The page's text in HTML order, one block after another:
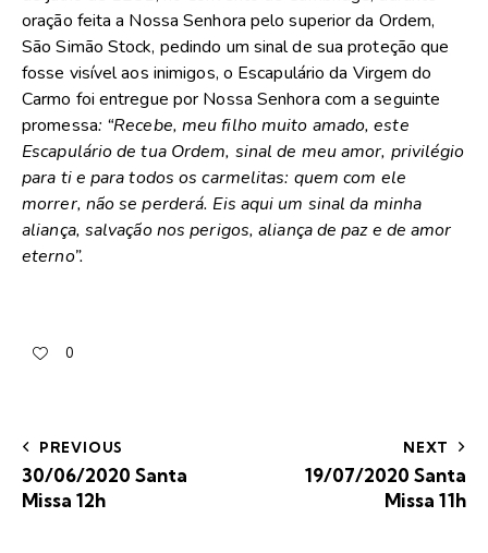
oração feita a Nossa Senhora pelo superior da Ordem,
São Simão Stock, pedindo um sinal de sua proteção que
fosse visível aos inimigos, o Escapulário da Virgem do
Carmo foi entregue por Nossa Senhora com a seguinte
promessa: “Recebe, meu filho muito amado, este
Escapulário de tua Ordem, sinal de meu amor, privilégio
para ti e para todos os carmelitas: quem com ele
morrer, não se perderá. Eis aqui um sinal da minha
aliança, salvação nos perigos, aliança de paz e de amor
eterno”.
0
PREVIOUS
30/06/2020 Santa
Missa 12h
NEXT
19/07/2020 Santa
Missa 11h